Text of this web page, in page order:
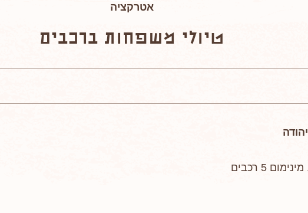
אטרקציה
טיולי משפחות ברכבים
5 רכבים